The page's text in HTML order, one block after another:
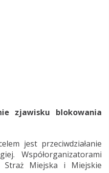
zjawisku blokowania
jest przeciwdziałanie
Współorganizatorami
Straż Miejska i Miejskie